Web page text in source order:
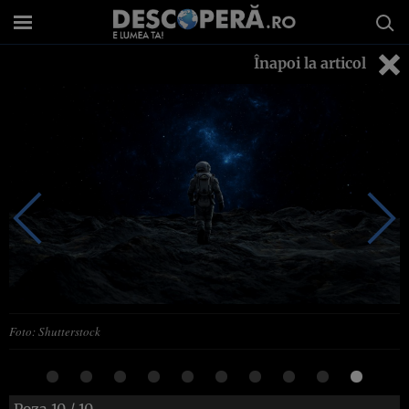
Înapoi la articol
Foto: Shutterstock